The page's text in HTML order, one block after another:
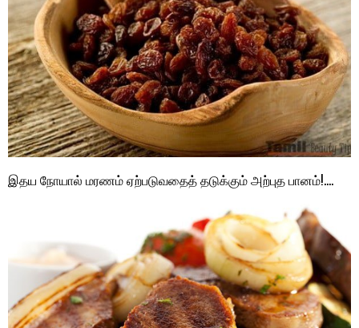
இதய நோயால் மரணம் ஏற்படுவதைத் தடுக்கும் அற்புத பானம்!….